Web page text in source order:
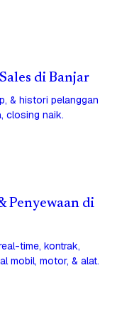
di Banjar
& histori pelanggan
closing naik.
Penyewaan di
time, kontrak,
mobil, motor, & alat.